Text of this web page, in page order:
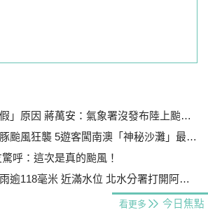
原因 蔣萬安：氣象署沒發布陸上颱風警報
風狂襲 5遊客闖南澳「神秘沙灘」最高罰25萬
呼：這次是真的颱風！
毫米 近滿水位 北水分署打開阿姆坪防淤隧道
看更多 今日焦點